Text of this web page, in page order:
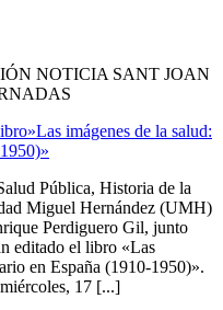
NOTICIA SANT JOAN
imágenes de la salud:
Pública, Historia de la
Miguel Hernández (UMH)
Perdiguero Gil, junto
editado el libro «Las
en España (1910-1950)».
17 [...]